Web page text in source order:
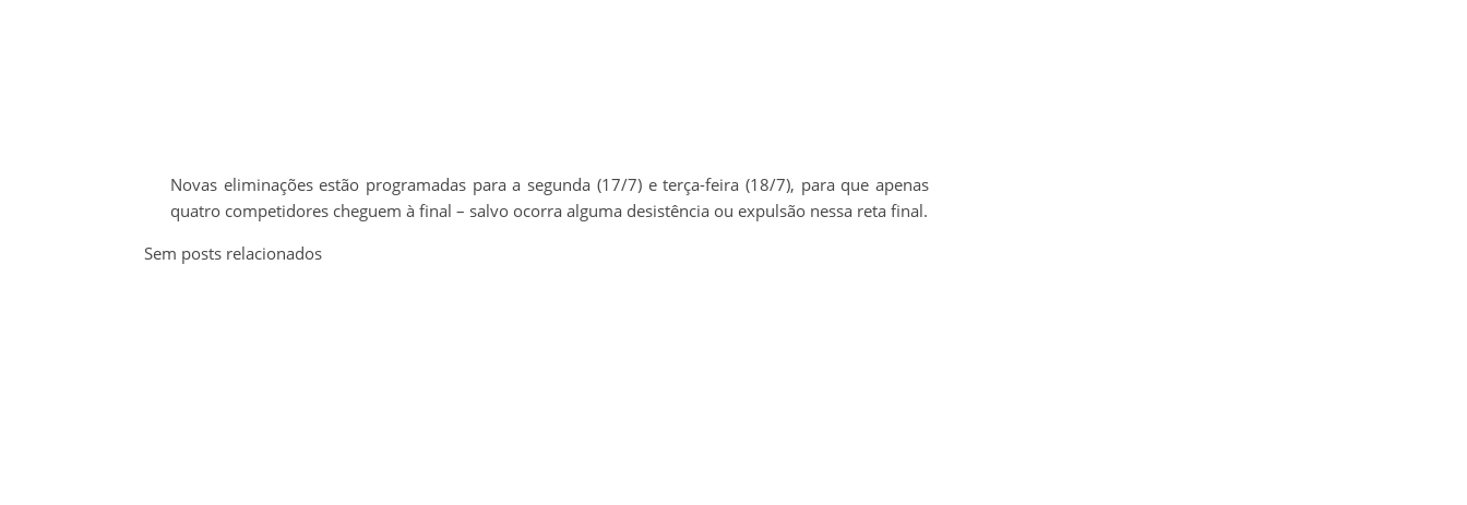
Novas eliminações estão programadas para a segunda (17/7) e terça-feira (18/7), para que apenas
quatro competidores cheguem à final – salvo ocorra alguma desistência ou expulsão nessa reta final.
Sem posts relacionados